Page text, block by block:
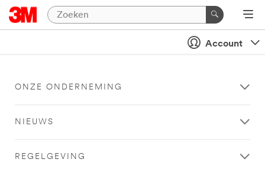
Account
ONZE ONDERNEMING
NIEUWS
REGELGEVING